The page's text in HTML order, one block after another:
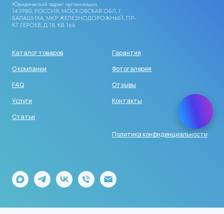
Юридический адрес организации
143980, РОССИЯ, МОСКОВСКАЯ ОБЛ, Г
БАЛАШИХА, МКР ЖЕЛЕЗНОДОРОЖНЫЙ, ПР-
КТ ГЕРОЕВ, Д 18, КВ 166
Каталог товаров
О компании
FAQ
Услуги
Статьи
Гарантия
Фотогалерея
Отзывы
Контакты
Политика конфиденциальности